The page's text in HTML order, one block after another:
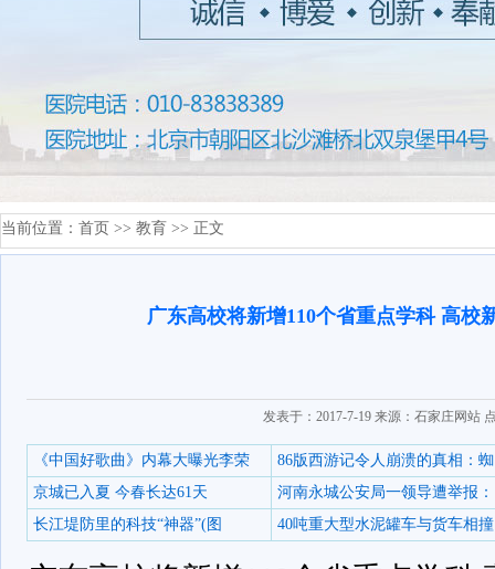
当前位置： 首页 >> 教育 >> 正文
广东高校将新增110个省重点学科 高校
发表于：2017-7-19 来源：石家庄网站
《中国好歌曲》内幕大曝光李荣
86版西游记令人崩溃的真相：蜘
京城已入夏 今春长达61天
河南永城公安局一领导遭举报：
长江堤防里的科技“神器”(图
40吨重大型水泥罐车与货车相撞